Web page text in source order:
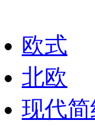
欧式
北欧
现代简